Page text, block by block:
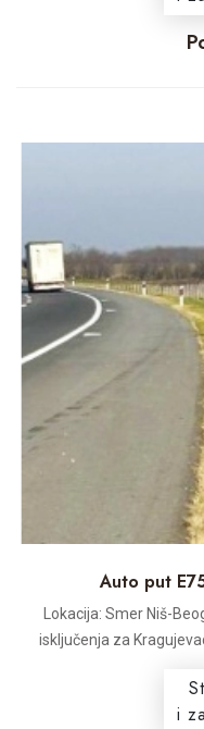
Auto put
Lokacija: Smer Niš-
isključenja za
i